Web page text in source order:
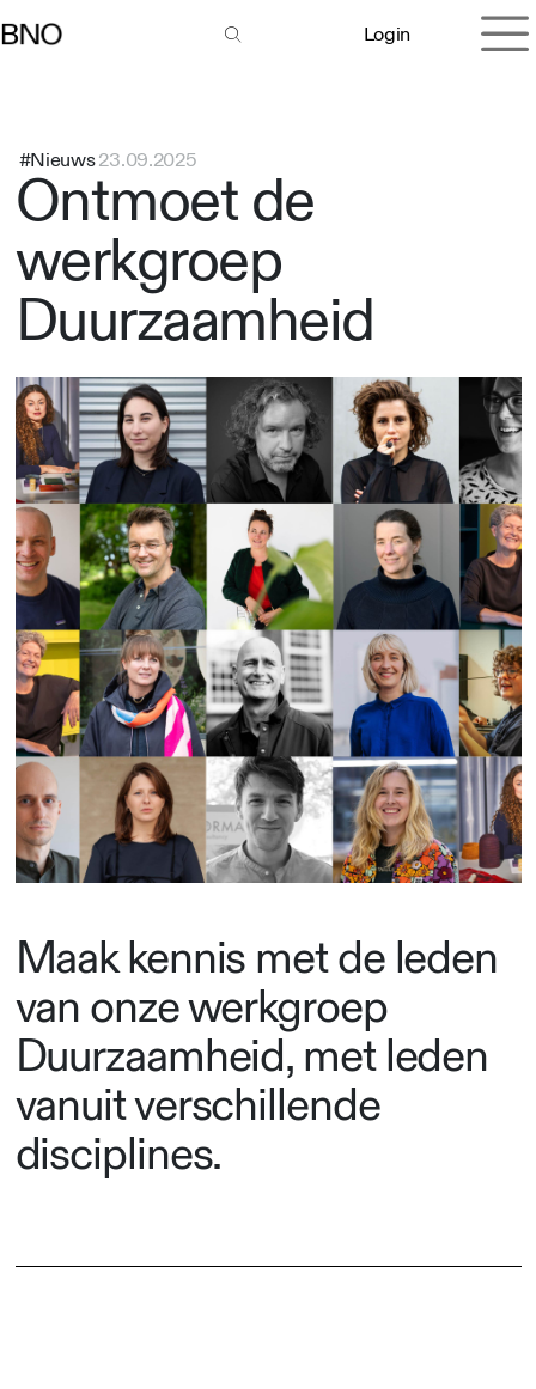
Login
#Nieuws23.09.2025
Ontmoet de
werkgroep
Duurzaamheid
Maak kennis met de leden
van onze werkgroep
Duurzaamheid, met leden
vanuit verschillende
disciplines.